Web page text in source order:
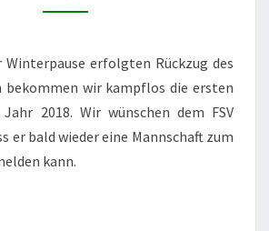
Winterpause erfolgten Rückzug des
bekommen wir kampflos die ersten
2018. Wir wünschen dem FSV
er bald wieder eine Mannschaft zum
kann.